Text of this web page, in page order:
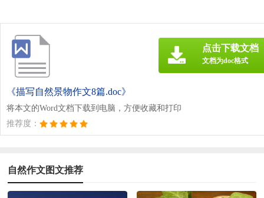
《描写自然景物作文8篇.doc》
将本文的Word文档下载到电脑，方便收藏和打印
推荐度：
点击下载文档
文档为doc格式
自然作文图文推荐